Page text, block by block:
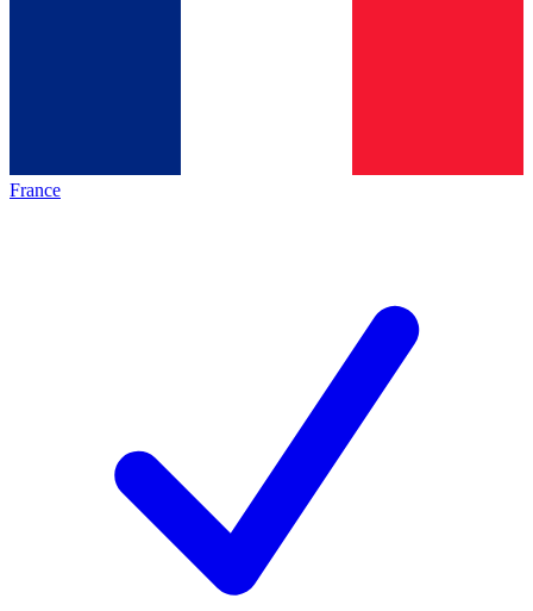
France